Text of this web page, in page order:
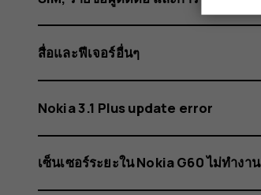
ได้ที่
ไหน
สื่อและฟีเจอร์อื่นๆ
Nokia 3.1 Plus update error
เซ็นเซอร์ระยะใน Nokia G60 ไม่ทำงาน